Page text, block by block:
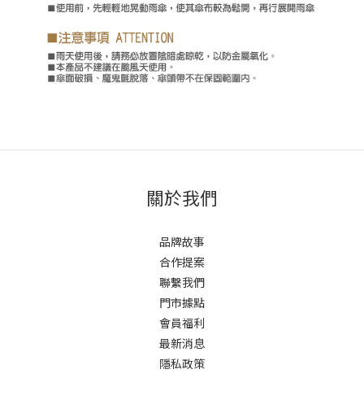
關於我們
品牌故事
合作提案
聯繫我們
門市據點
會員福利
最新消息
隱私政策